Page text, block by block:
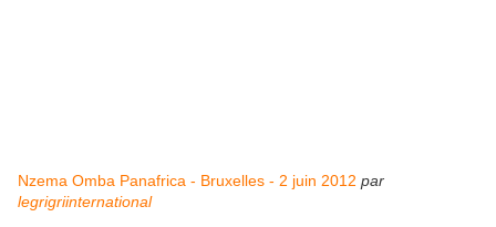
Nzema Omba Panafrica - Bruxelles - 2 juin 2012 par
legrigriinternational